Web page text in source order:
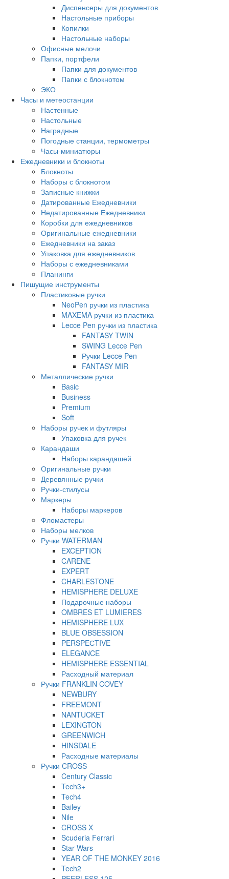
Диспенсеры для документов
Настольные приборы
Копилки
Настольные наборы
Офисные мелочи
Папки, портфели
Папки для документов
Папки с блокнотом
ЭКО
Часы и метеостанции
Настенные
Настольные
Наградные
Погодные станции, термометры
Часы-миниатюры
Ежедневники и блокноты
Блокноты
Наборы с блокнотом
Записные книжки
Датированные Ежедневники
Недатированные Ежедневники
Коробки для ежедневников
Оригинальные ежедневники
Ежедневники на заказ
Упаковка для ежедневников
Наборы с ежедневниками
Планинги
Пишущие инструменты
Пластиковые ручки
NeoPen ручки из пластика
MAXEMA ручки из пластика
Lecce Pen ручки из пластика
FANTASY TWIN
SWING Lecce Pen
Ручки Lecce Pen
FANTASY MIR
Металлические ручки
Basic
Business
Premium
Soft
Наборы ручек и футляры
Упаковка для ручек
Карандаши
Наборы карандашей
Оригинальные ручки
Деревянные ручки
Ручки-стилусы
Маркеры
Наборы маркеров
Фломастеры
Наборы мелков
Ручки WATERMAN
EXCEPTION
CARENE
EXPERT
CHARLESTONE
HEMISPHERE DELUXE
Подарочные наборы
OMBRES ET LUMIERES
HEMISPHERE LUX
BLUE OBSESSION
PERSPEСTIVE
ELEGANCE
HEMISPHERE ESSENTIAL
Расходный материал
Ручки FRANKLIN COVEY
NEWBURY
FREEMONT
NANTUCKET
LEXINGTON
GREENWICH
HINSDALE
Расходные материалы
Ручки CROSS
Century Classic
Tech3+
Tech4
Bailey
Nile
CROSS X
Scuderia Ferrari
Star Wars
YEAR OF THE MONKEY 2016
Tech2